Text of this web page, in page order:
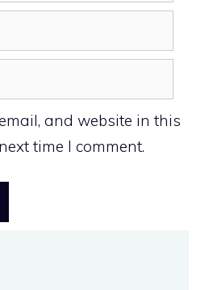
and website in this
time I comment.